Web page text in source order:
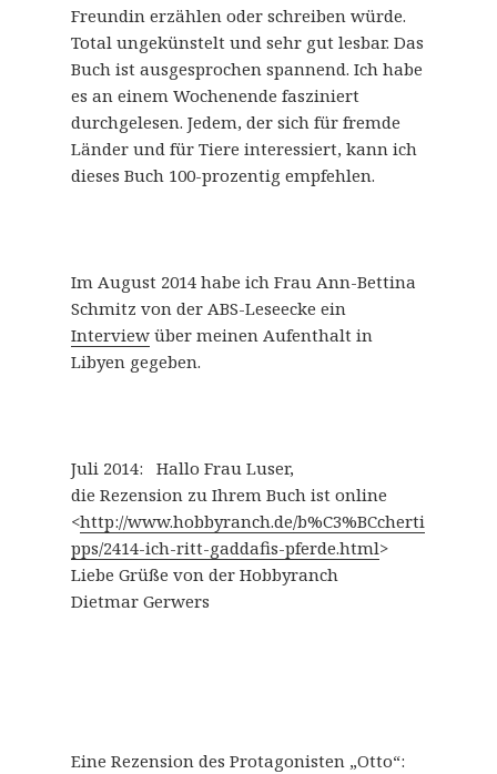
Freundin erzählen oder schreiben würde.
Total ungekünstelt und sehr gut lesbar. Das
Buch ist ausgesprochen spannend. Ich habe
es an einem Wochenende fasziniert
durchgelesen. Jedem, der sich für fremde
Länder und für Tiere interessiert, kann ich
dieses Buch 100-prozentig empfehlen.
Im August 2014 habe ich Frau Ann-Bettina
Schmitz von der ABS-Leseecke ein
Interviewüber meinen Aufenthalt in
Libyen gegeben.
Juli 2014: Hallo Frau Luser,
die Rezension zu Ihrem Buch ist online
<http://www.hobbyranch.de/b%C3%BCcherti
pps/2414-ich-ritt-gaddafis-pferde.html>
Liebe Grüße von der Hobbyranch
Dietmar Gerwers
Eine Rezension des Protagonisten „Otto“: